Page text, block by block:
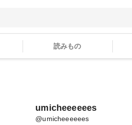
読みもの
umicheeeeees
@umicheeeeees